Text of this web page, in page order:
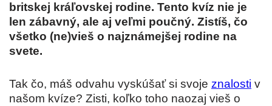
britskej kráľovskej rodine. Tento kvíz nie je
len zábavný, ale aj veľmi poučný. Zistíš, čo
všetko (ne)vieš o najznámejšej rodine na
svete.
Tak čo, máš odvahu vyskúšať si svoje znalosti v
našom kvíze? Zisti, koľko toho naozaj vieš o